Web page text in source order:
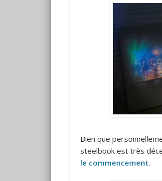
Bien que
steelbook est très
le commencement.